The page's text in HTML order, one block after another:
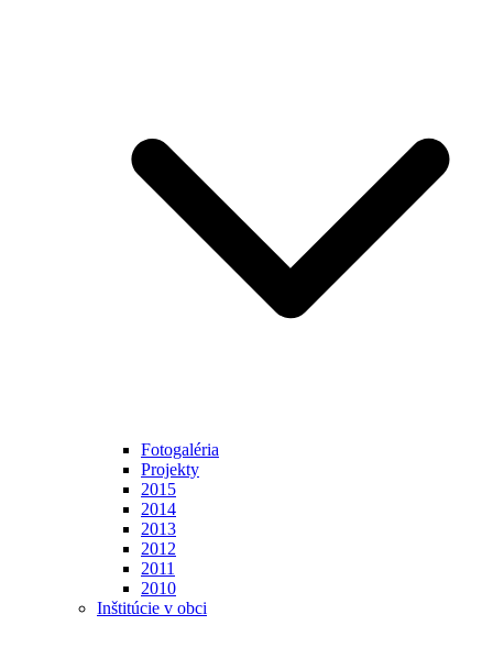
Fotogaléria
Projekty
2015
2014
2013
2012
2011
2010
Inštitúcie v obci